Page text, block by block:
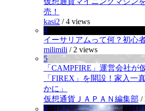
売！
kasi2 /4 views
4
イーサリアムって何？初心
milimili / 2 views
5
「CAMPFIRE」運営会社が
「FIREX」を開設！家入一
かに」
仮想通貨ＪＡＰＡＮ編集部 /
6